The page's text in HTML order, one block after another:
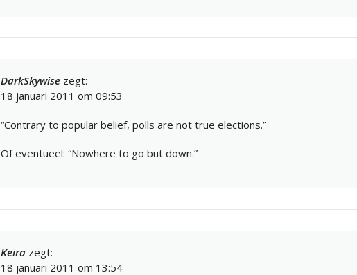
DarkSkywise zegt:
18 januari 2011 om 09:53
“Contrary to popular belief, polls are not true elections.”
Of eventueel: “Nowhere to go but down.”
Keira zegt:
18 januari 2011 om 13:54